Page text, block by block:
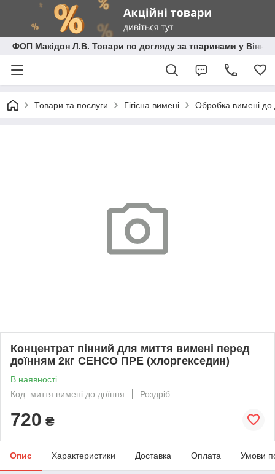
ФОП Макідон Л.В. Товари по догляду за тваринами у
Товари та послуги Гігієна вимені Обробка вимені до
Концентрат пінний для миття вимені перед
доїнням 2кг СЕНСО ПРЕ (хлоргекседин)
В наявності
Код: миття вимені до доїння
Роздріб
720 ₴
Опис Характеристики Доставка Оплата Умови